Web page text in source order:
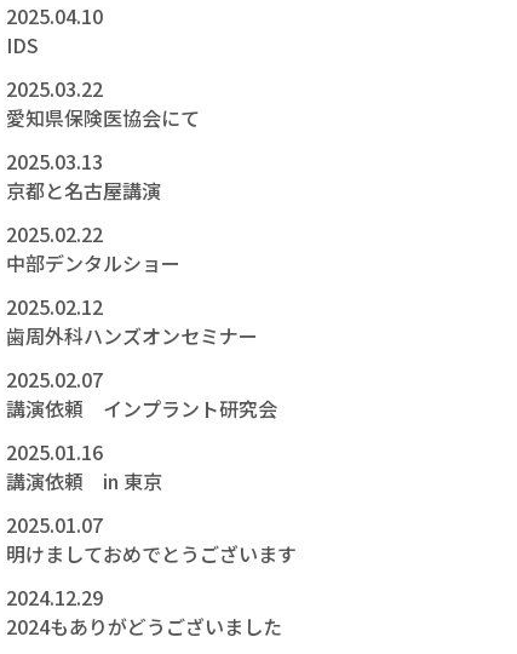
2025.04.10
IDS
2025.03.22
愛知県保険医協会にて
2025.03.13
京都と名古屋講演
2025.02.22
中部デンタルショー
2025.02.12
歯周外科ハンズオンセミナー
2025.02.07
講演依頼 インプラント研究会
2025.01.16
講演依頼 in 東京
2025.01.07
明けましておめでとうございます
2024.12.29
2024もありがどうございました